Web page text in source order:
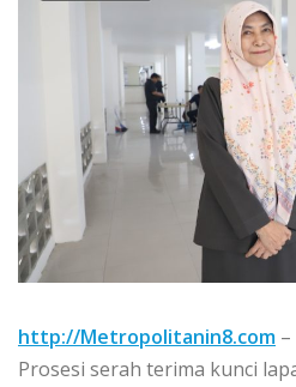
http://Metropolitanin8.com
Prosesi serah terima kunci